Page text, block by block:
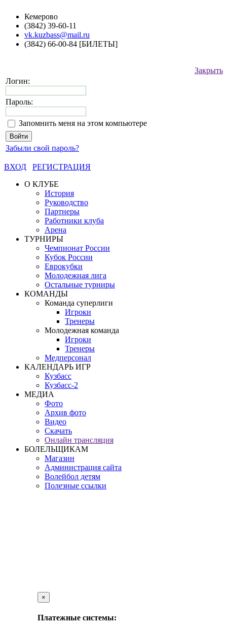
Кемерово
(3842) 39-60-11
vk.kuzbass@mail.ru
(3842) 66-00-84 [БИЛЕТЫ]
Закрыть
Логин:
Пароль:
Запомнить меня на этом компьютере
Забыли свой пароль?
ВХОД
РЕГИСТРАЦИЯ
О КЛУБЕ
История
Руководство
Партнеры
Работники клуба
Арена
ТУРНИРЫ
Чемпионат России
Кубок России
Еврокубки
Молодежная лига
Остальные турниры
КОМАНДЫ
Команда суперлиги
Игроки
Тренеры
Молодежная команда
Игроки
Тренеры
Медперсонал
КАЛЕНДАРЬ ИГР
Кузбасс
Кузбасс-2
МЕДИА
Фото
Архив фото
Видео
Скачать
Онлайн трансляция
БОЛЕЛЬЩИКАМ
Магазин
Администрация сайта
Волейбол детям
Полезные ссылки
×
Платежные системы: